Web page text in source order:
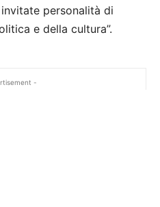
personalità di
e della cultura”.
-